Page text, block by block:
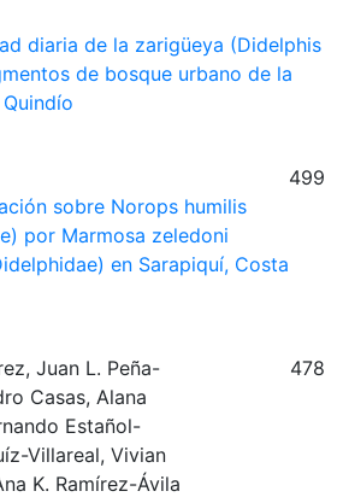
diaria de la zarigüeya (Didelphis
de bosque urbano de la
499
sobre Norops humilis
por Marmosa zeledoni
en Sarapiquí, Costa
Juan L. Peña-
Casas, Alana
Estañol-
Villareal, Vivian
K. Ramírez-Ávila
478